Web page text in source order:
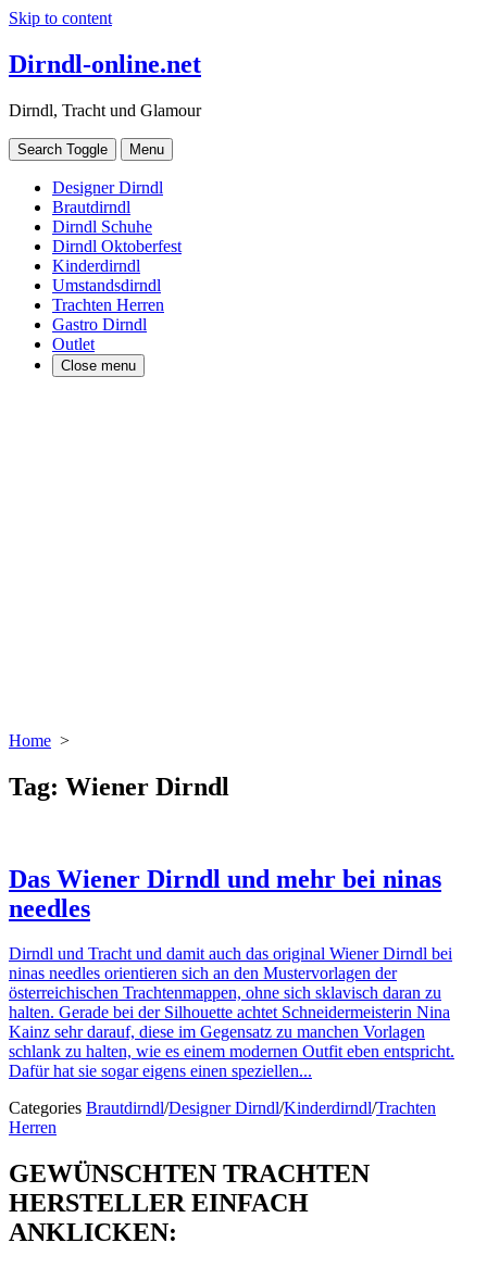
Skip to content
Dirndl-online.net
Dirndl, Tracht und Glamour
Search Toggle Menu
Designer Dirndl
Brautdirndl
Dirndl Schuhe
Dirndl Oktoberfest
Kinderdirndl
Umstandsdirndl
Trachten Herren
Gastro Dirndl
Outlet
Close menu
Home >
Tag: Wiener Dirndl
Das Wiener Dirndl und mehr bei ninas
needles
Dirndl und Tracht und damit auch das original Wiener Dirndl bei
ninas needles orientieren sich an den Mustervorlagen der
österreichischen Trachtenmappen, ohne sich sklavisch daran zu
halten. Gerade bei der Silhouette achtet Schneidermeisterin Nina
Kainz sehr darauf, diese im Gegensatz zu manchen Vorlagen
schlank zu halten, wie es einem modernen Outfit eben entspricht.
Dafür hat sie sogar eigens einen speziellen...
Categories Brautdirndl/Designer Dirndl/Kinderdirndl/Trachten
Herren
GEWÜNSCHTEN TRACHTEN
HERSTELLER EINFACH
ANKLICKEN: